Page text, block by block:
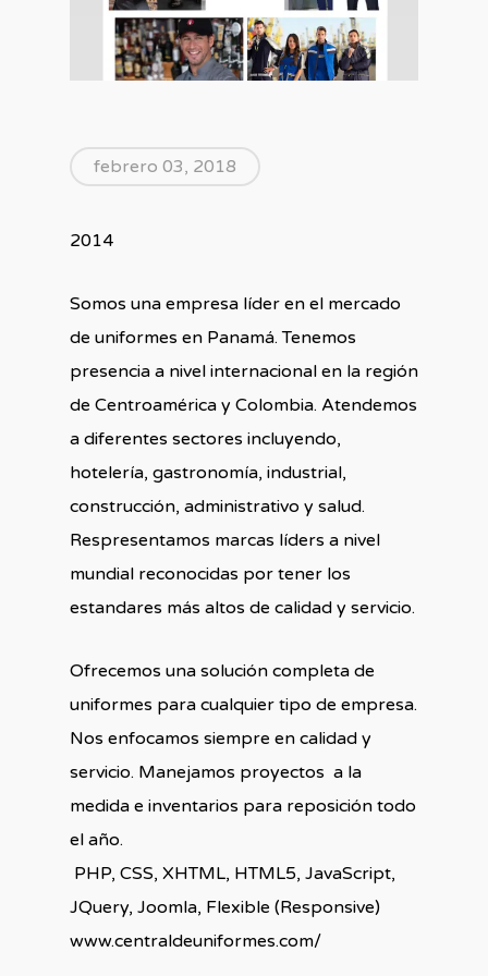
febrero 03, 2018
2014
Somos una empresa líder en el mercado
de uniformes en Panamá. Tenemos
presencia a nivel internacional en la región
de Centroamérica y Colombia. Atendemos
a diferentes sectores incluyendo,
hotelería, gastronomía, industrial,
construcción, administrativo y salud.
Respresentamos marcas líders a nivel
mundial reconocidas por tener los
estandares más altos de calidad y servicio.
Ofrecemos una solución completa de
uniformes para cualquier tipo de empresa.
Nos enfocamos siempre en calidad y
servicio. Manejamos proyectos a la
medida e inventarios para reposición todo
el año.
PHP, CSS, XHTML, HTML5, JavaScript,
JQuery, Joomla, Flexible (Responsive)
www.centraldeuniformes.com/